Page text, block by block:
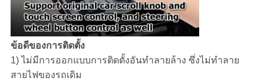
ข้อดีของการติดตั้ง
1) ไม่มีการออกแบบการติดตั้งอันทําลายล้าง ซึ่งไม่ทําลาย
สายไฟของรถเดิม